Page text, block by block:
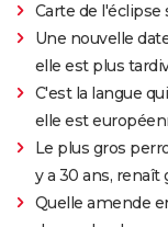
Carte de l'éclipse
Une nouvelle
elle est plus
C'est la langue
elle est
Le plus gros
y a 30 ans, renaît
Quelle amende